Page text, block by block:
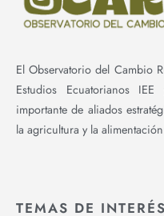
El Observatorio del Cambio
Estudios Ecuatorianos
importante de aliados
la agricultura y la
TEMAS DE INTERÉS